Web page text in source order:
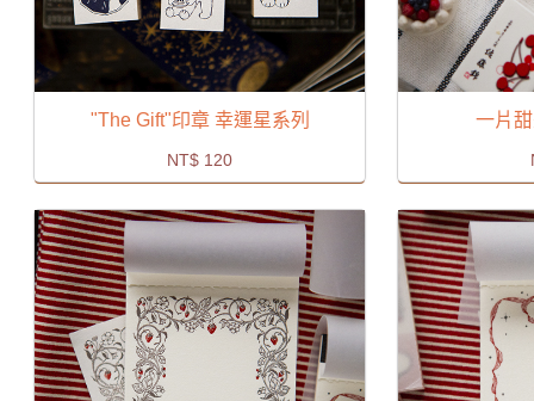
"The Gift"印章 幸運星系列
NT$ 120
一片